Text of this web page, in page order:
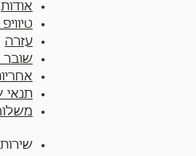
אודות
עזרה
שובר
תנאי